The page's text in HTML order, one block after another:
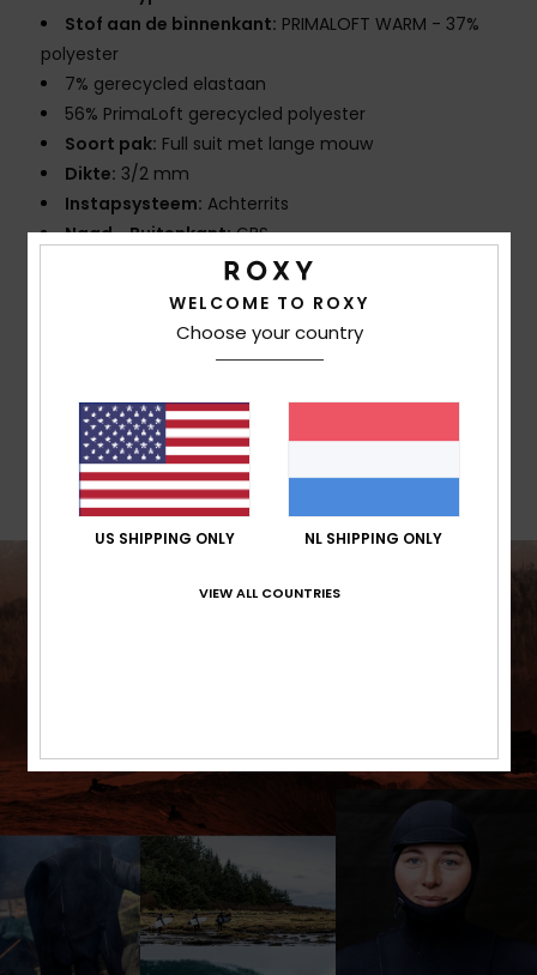
Stof aan de binnenkant: PRIMALOFT WARM - 37%
polyester
7% gerecycled elastaan
56% PrimaLoft gerecycled polyester
Soort pak: Full suit met lange mouw
Dikte: 3/2 mm
Instapsysteem: Achterrits
Naad - Buitenkant:GBS
Naad - Binnenkant:Verstevigende tape en melo
spot tape op zwaarder belaste plekken
Lijm op waterbasis
Bezorging en Retour
WELCOME TO ROXY
Choose your country
US SHIPPING ONLY NL SHIPPING ONLY
VIEW ALL COUNTRIES